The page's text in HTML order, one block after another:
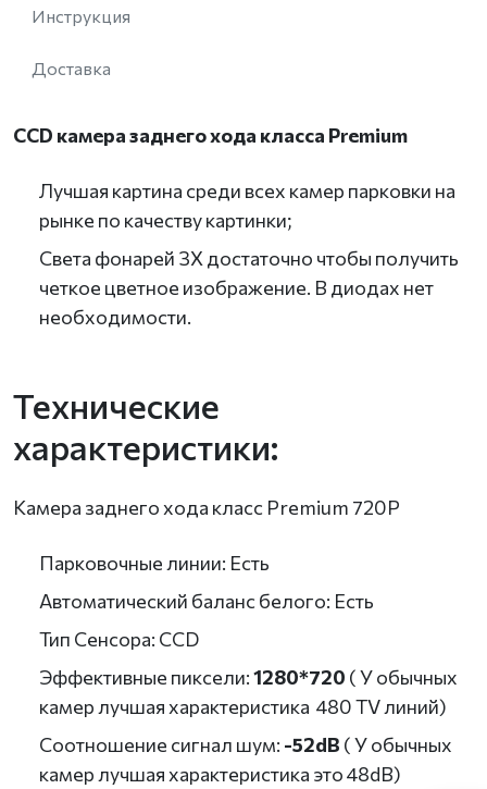
Инструкция
Доставка
CCD камера заднего хода класса Premium
Лучшая картина среди всех камер парковки на
рынке по качеству картинки;
Света фонарей ЗХ достаточно чтобы получить
четкое цветное изображение. В диодах нет
необходимости.
Технические
характеристики:
Камера заднего хода класс Premium 720P
Парковочные линии: Есть
Автоматический баланс белого: Есть
Тип Сенсора: CCD
Эффективные пиксели:1280*720 ( У обычных
камер лучшая характеристика 480 TV линий)
Соотношение сигнал шум: -52dB ( У обычных
камер лучшая характеристика это 48dB)